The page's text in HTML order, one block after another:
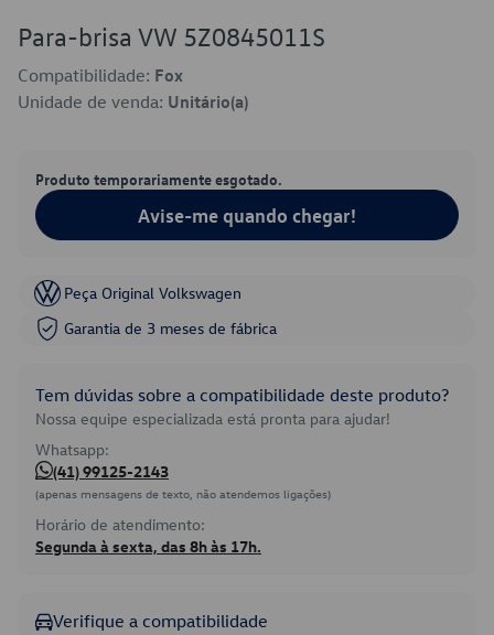
Para-brisa VW 5Z0845011S
Compatibilidade: Fox
Unidade de venda: Unitário(a)
Produto temporariamente esgotado.
Avise-me quando chegar!
Peça Original Volkswagen
Garantia de 3 meses de fábrica
Tem dúvidas sobre a compatibilidade deste produto?
Nossa equipe especializada está pronta para ajudar!
Whatsapp:
(41) 99125-2143
(apenas mensagens de texto, não atendemos ligações)
Horário de atendimento:
Segunda à sexta, das 8h às 17h.
Verifique a compatibilidade